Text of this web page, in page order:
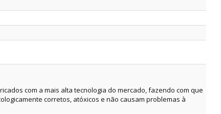
com a mais alta tecnologia do mercado, fazendo com que
corretos, atóxicos e não causam problemas à